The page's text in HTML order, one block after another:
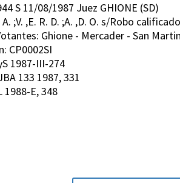
S 11/08/1987 Juez GHIONE (SD)
;V. ,E. R. D. ;A. ,D. O. s/Robo calificado
Ghione - Mercader - San
CP0002SI
1987-III-274
133 1987, 331
1988-E, 348